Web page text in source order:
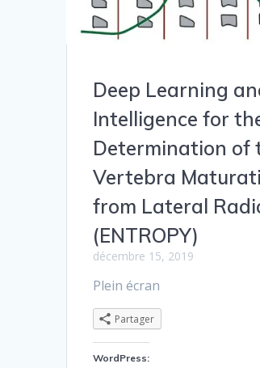
Deep Learning
Intelligence for
Determination of
Vertebra
from Lateral
(ENTROPY)
décembre 15, 2019
Plein écran
Partager
WordPress: